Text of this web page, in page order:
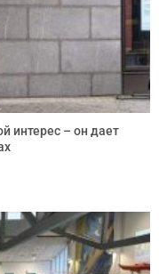
интерес – он дает